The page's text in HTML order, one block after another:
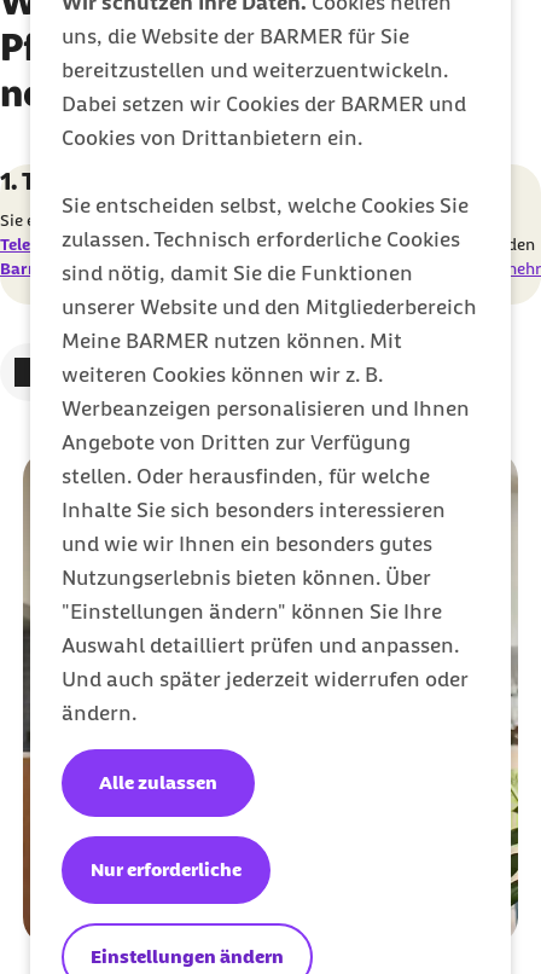
uns, die Website der BARMER für Sie
bereitzustellen und weiterzuentwickeln.
Dabei setzen wir Cookies der BARMER und
Cookies von Drittanbietern ein.
Sie entscheiden selbst, welche Cookies Sie
zulassen. Technisch erforderliche Cookies
sind nötig, damit Sie die Funktionen
unserer Website und den Mitgliederbereich
Meine BARMER nutzen können. Mit
weiteren Cookies können wir z. B.
Werbeanzeigen personalisieren und Ihnen
Angebote von Dritten zur Verfügung
stellen. Oder herausfinden, für welche
Inhalte Sie sich besonders interessieren
und wie wir Ihnen ein besonders gutes
Nutzungserlebnis bieten können. Über
"Einstellungen ändern" können Sie Ihre
Auswahl detailliert prüfen und anpassen.
Und auch später jederzeit widerrufen oder
ändern.
Einstellungen ändern
Nur erforderliche
Alle zulassen
Pflegeberatung in Anspruch
nehmen?
Karussell mit 3 Elementen
Element 1 von 3
1. Termin vereinbaren
Sie erreichen die Pflegeexperten und -expertinnen über das
Telefon
. Nutzen Sie gern auch die Online-Terminvereinbarung
oder den
Barmer Rückruf. mehr
Zum vorigen Element
Zum nächsten Element